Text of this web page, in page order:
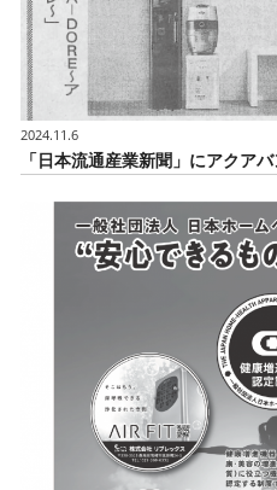
2024.11.6
「日本流通産業新聞」にアクア